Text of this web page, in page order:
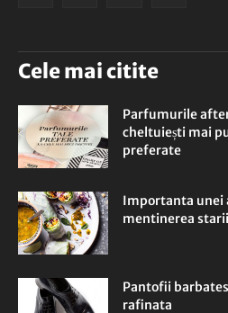
Cele mai citite
Parfumurile
cheltuiești mai
preferate
Importanta unei
mentinerea
Pantofii
rafinata